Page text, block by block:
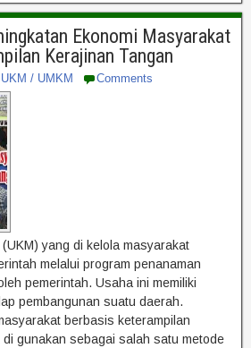
Ekonomi Masyarakat
Kerajinan Tangan
/ UMKM Comments
yang di kelola masyarakat
melalui program penanaman
pemerintah. Usaha ini memiliki
pembangunan suatu daerah.
berbasis keterampilan
gunakan sebagai salah satu metode